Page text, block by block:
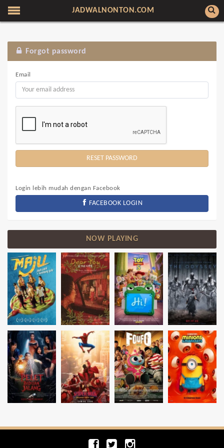
JADWALNONTON.COM
Forgot password
Email
Login lebih mudah dengan Facebook
FACEBOOK LOGIN
NOW PLAYING